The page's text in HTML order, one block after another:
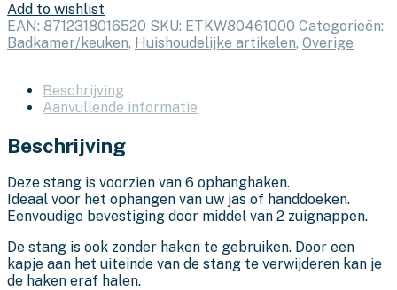
Add to wishlist
EAN: 8712318016520 SKU: ETKW80461000 Categorieën:
Badkamer/keuken, Huishoudelijke artikelen, Overige
Beschrijving
Aanvullende informatie
Beschrijving
Deze stang is voorzien van 6 ophanghaken.
Ideaal voor het ophangen van uw jas of handdoeken.
Eenvoudige bevestiging door middel van 2 zuignappen.
De stang is ook zonder haken te gebruiken. Door een
kapje aan het uiteinde van de stang te verwijderen kan je
de haken eraf halen.